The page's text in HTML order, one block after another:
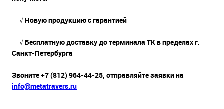
√ Новую продукцию с гарантией
√ Бесплатную доставку до терминала ТК в пределах г.
Санкт-Петербурга
Звоните +7 (812) 964-44-25, отправляйте заявки на
info@metatravers.ru